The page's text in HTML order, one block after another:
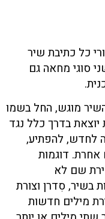
כל כתיבת שיר
סוגי מחאה גם
מוגש, החל בשמו
יוצאת בדרך כלל נגד
לחדש, להפתיע,
דוגמות
שם לא
בשיר, סִדרן וצורת
מילים חדשות